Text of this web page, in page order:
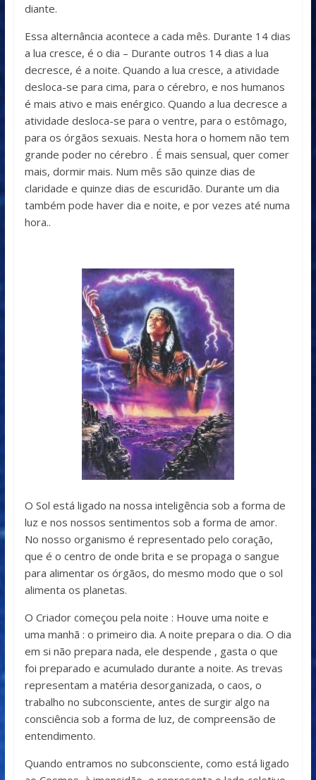
diante.
Essa alternância acontece a cada mês. Durante 14 dias
a lua cresce, é o dia – Durante outros 14 dias a lua
decresce, é a noite. Quando a lua cresce, a atividade
desloca-se para cima, para o cérebro, e nos humanos
é mais ativo e mais enérgico. Quando a lua decresce a
atividade desloca-se para o ventre, para o estômago,
para os órgãos sexuais. Nesta hora o homem não tem
grande poder no cérebro . É mais sensual, quer comer
mais, dormir mais. Num mês são quinze dias de
claridade e quinze dias de escuridão. Durante um dia
também pode haver dia e noite, e por vezes até numa
hora..
O Sol está ligado na nossa inteligência sob a forma de
luz e nos nossos sentimentos sob a forma de amor.
No nosso organismo é representado pelo coração,
que é o centro de onde brita e se propaga o sangue
para alimentar os órgãos, do mesmo modo que o sol
alimenta os planetas.
O Criador começou pela noite : Houve uma noite e
uma manhã : o primeiro dia. A noite prepara o dia. O dia
em si não prepara nada, ele despende , gasta o que
foi preparado e acumulado durante a noite. As trevas
representam a matéria desorganizada, o caos, o
trabalho no subconsciente, antes de surgir algo na
consciência sob a forma de luz, de compreensão de
entendimento.
Quando entramos no subconsciente, como está ligado